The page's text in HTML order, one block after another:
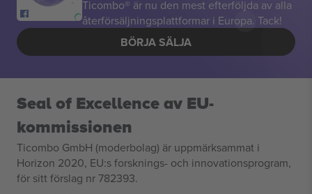
Ticombo® är nu den mest efterföljda av alla
återförsäljningsplattformar i Europa. Tack!
BÖRJA SÄLJA
Seal of Excellence av EU-
kommissionen
Ticombo GmbH (moderbolag) är uppmärksammat i
Horizon 2020, EU:s forsknings- och innovationsprogram,
för sitt förslag nr 782393.